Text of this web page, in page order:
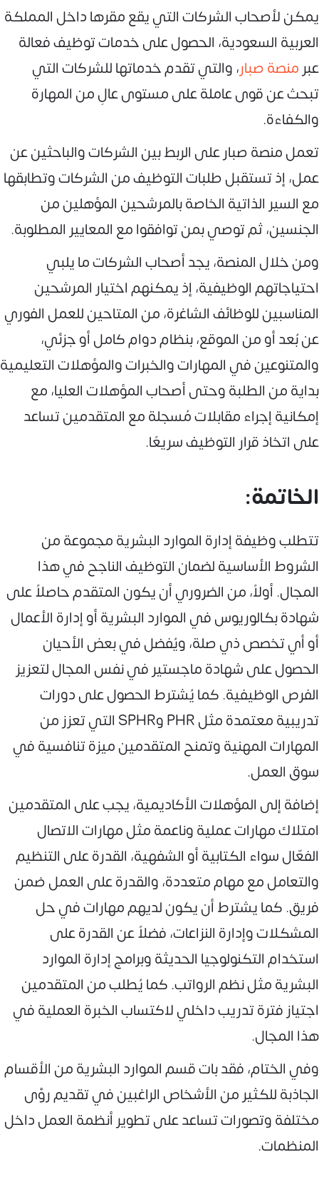
يمكن لأصحاب الشركات التي يقع مقرها داخل المملكة
العربية السعودية، الحصول على خدمات توظيف فعالة
عبر منصة صبار، والتي تقدم خدماتها للشركات التي
تبحث عن قوى عاملة على مستوى عالِ من المهارة
والكفاءة.
تعمل منصة صبار على الربط بين الشركات والباحثين عن
عمل، إذ تستقبل طلبات التوظيف من الشركات وتطابقها
مع السير الذاتية الخاصة بالمرشحين المؤهلين من
الجنسين، ثم توصي بمن توافقوا مع المعايير المطلوبة.
ومن خلال المنصة، يجد أصحاب الشركات ما يلبي
احتياجاتهم الوظيفية، إذ يمكنهم اختيار المرشحين
المناسبين للوظائف الشاغرة، من المتاحين للعمل الفوري
عن بُعد أو من الموقع، بنظام دوام كامل أو جزئي،
والمتنوعين في المهارات والخبرات والمؤهلات التعليمية
بداية من الطلبة وحتى أصحاب المؤهلات العليا، مع
إمكانية إجراء مقابلات مُسجلة مع المتقدمين تساعد
على اتخاذ قرار التوظيف سريعًا.
الخاتمة:
تتطلب وظيفة إدارة الموارد البشرية مجموعة من
الشروط الأساسية لضمان التوظيف الناجح في هذا
المجال. أولاً، من الضروري أن يكون المتقدم حاصلاً على
شهادة بكالوريوس في الموارد البشرية أو إدارة الأعمال
أو أي تخصص ذي صلة، ويُفضل في بعض الأحيان
الحصول على شهادة ماجستير في نفس المجال لتعزيز
الفرص الوظيفية. كما يُشترط الحصول على دورات
تدريبية معتمدة مثل PHR وSPHR التي تعزز من
المهارات المهنية وتمنح المتقدمين ميزة تنافسية في
سوق العمل.
إضافة إلى المؤهلات الأكاديمية، يجب على المتقدمين
امتلاك مهارات عملية وناعمة مثل مهارات الاتصال
الفعّال سواء الكتابية أو الشفهية، القدرة على التنظيم
والتعامل مع مهام متعددة، والقدرة على العمل ضمن
فريق. كما يشترط أن يكون لديهم مهارات في حل
المشكلات وإدارة النزاعات، فضلاً عن القدرة على
استخدام التكنولوجيا الحديثة وبرامج إدارة الموارد
البشرية مثل نظم الرواتب. كما يُطلب من المتقدمين
اجتياز فترة تدريب داخلي لاكتساب الخبرة العملية في
هذا المجال.
وفي الختام، فقد بات قسم الموارد البشرية من الأقسام
الجاذبة للكثير من الأشخاص الراغبين في تقديم رؤى
مختلفة وتصورات تساعد على تطوير أنظمة العمل داخل
المنظمات.